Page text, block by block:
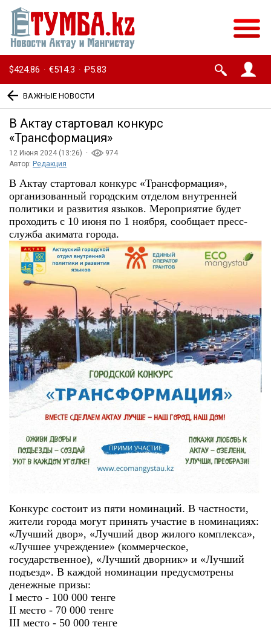
$424.86 · €514.3 · ₽5.83
ВАЖНЫЕ НОВОСТИ
В Актау стартовал конкурс
«Трансформация»
12 Июня 2024 (13:26) ·
974
Автор: Редакция
В Актау стартовал конкурс «Трансформация»,
организованный городским отделом внутренней
политики и развития языков. Мероприятие будет
проходить с 10 июня по 1 ноября, сообщает пресс-
служба акимата города.
Конкурс состоит из пяти номинаций. В частности,
жители города могут принять участие в номинациях:
«Лучший двор», «Лучший двор жилого комплекса»,
«Лучшее учреждение» (коммерческое,
государственное), «Лучший дворник» и «Лучший
подъезд». В каждой номинации предусмотрены
денежные призы:
І место - 100 000 тенге
ІІ место - 70 000 тенге
ІІІ место - 50 000 тенге